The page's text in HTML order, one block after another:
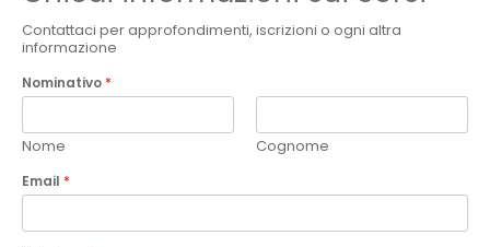
Contattaci per approfondimenti, iscrizioni o ogni altra
informazione
Nominativo *
Nome Cognome
Email *